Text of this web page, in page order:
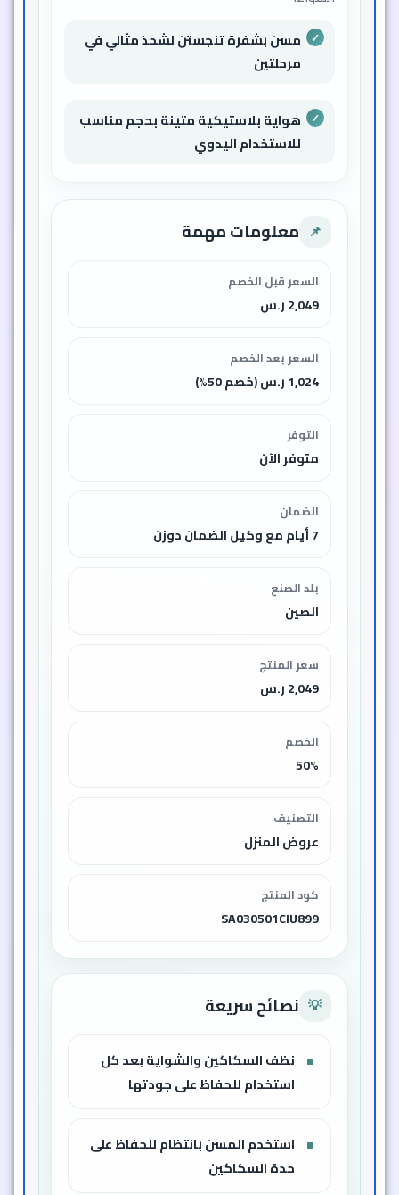
مسن بشفرة تنجستن لشحذ مثالي في
مرحلتين
هواية بلاستيكية متينة بحجم مناسب
للاستخدام اليدوي
📌 معلومات مهمة
السعر قبل الخصم
2,049 ر.س
السعر بعد الخصم
1,024 ر.س (خصم 50%)
التوفر
متوفر الآن
الضمان
7 أيام مع وكيل الضمان دوزن
بلد الصنع
الصين
سعر المنتج
2,049 ر.س
الخصم
50%
التصنيف
عروض المنزل
كود المنتج
SA030501CIU899
💡 نصائح سريعة
نظف السكاكين والشواية بعد كل
استخدام للحفاظ على جودتها
استخدم المسن بانتظام للحفاظ على
حدة السكاكين